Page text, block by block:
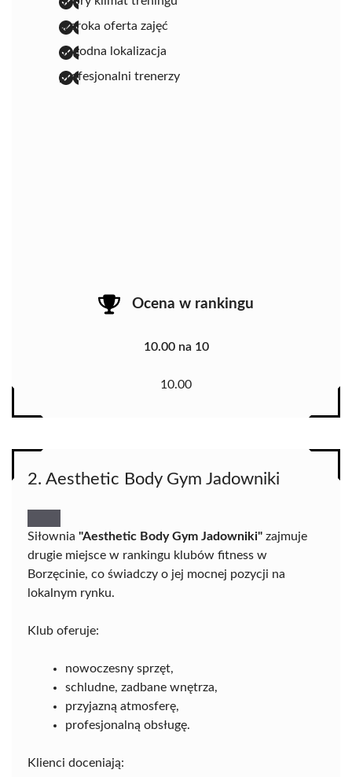
szeroka oferta zajęć
dogodna lokalizacja
profesjonalni trenerzy
Ocena w rankingu
10.00 na 10
10.00
2. Aesthetic Body Gym Jadowniki
Siłownia "Aesthetic Body Gym Jadowniki" zajmuje
drugie miejsce w rankingu klubów fitness w
Borzęcinie, co świadczy o jej mocnej pozycji na
lokalnym rynku.
Klub oferuje:
nowoczesny sprzęt,
schludne, zadbane wnętrza,
przyjazną atmosferę,
profesjonalną obsługę.
Klienci doceniają: